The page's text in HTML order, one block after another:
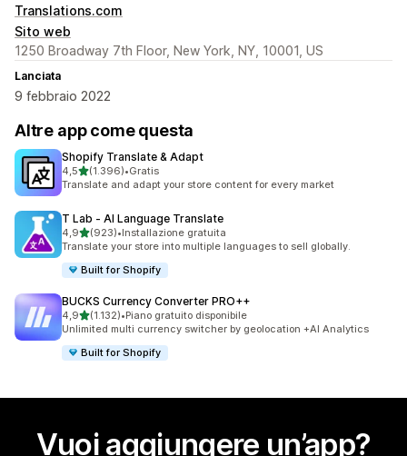
Translations.com
Sito web
1250 Broadway 7th Floor, New York, NY, 10001, US
Lanciata
9 febbraio 2022
Altre app come questa
Shopify Translate & Adapt
4,5stelle su 5
(1.396)
1396 recensioni totali
•Gratis
Translate and adapt your store content for every market
T Lab ‑ AI Language Translate
4,9stelle su 5
(923)
923 recensioni totali
•Installazione gratuita
Translate your store into multiple languages to sell globally.
Built for Shopify
BUCKS Currency Converter PRO++
4,9stelle su 5
(1.132)
1132 recensioni totali
•Piano gratuito disponibile
Unlimited multi currency switcher by geolocation +AI Analytics
Built for Shopify
Vuoi aggiungere un’app?